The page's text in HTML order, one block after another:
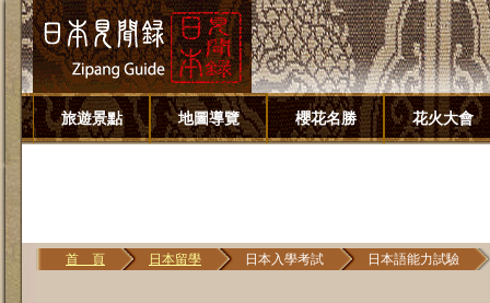
旅遊景點 地圖導覽 櫻花名勝 花火大會
首 頁 日本留學 日本入學考試 日本語能力試驗